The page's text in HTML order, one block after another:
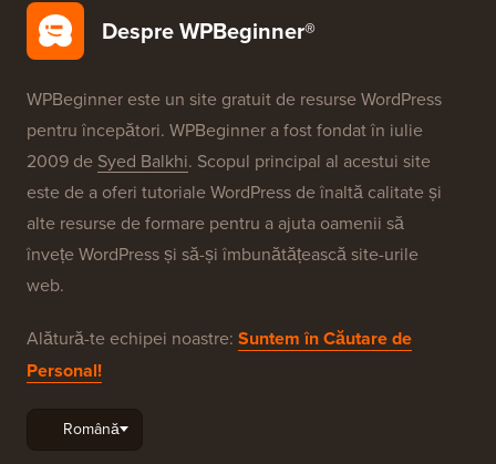
Despre WPBeginner®
WPBeginner este un site gratuit de resurse WordPress
pentru începători. WPBeginner a fost fondat în iulie
2009 de Syed Balkhi. Scopul principal al acestui site
este de a oferi tutoriale WordPress de înaltă calitate și
alte resurse de formare pentru a ajuta oamenii să
învețe WordPress și să-și îmbunătățească site-urile
web.
Alătură-te echipei noastre: Suntem în Căutare de
Personal!